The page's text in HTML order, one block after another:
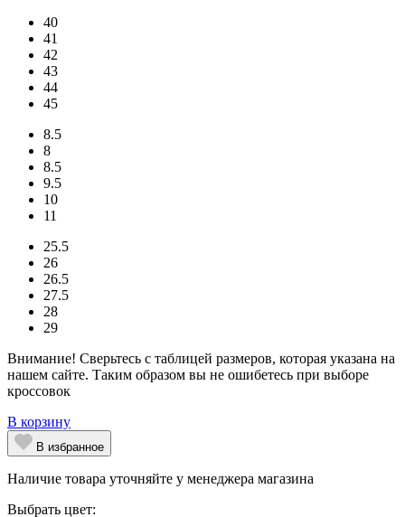
40
41
42
43
44
45
8.5
8
8.5
9.5
10
11
25.5
26
26.5
27.5
28
29
Внимание! Сверьтесь с таблицей размеров, которая указана на
нашем сайте. Таким образом вы не ошибетесь при выборе
кроссовок
В корзину
В избранное
Наличие товара уточняйте у менеджера магазина
Выбрать цвет: